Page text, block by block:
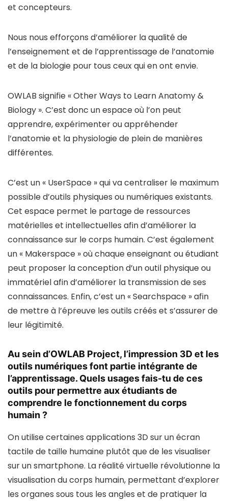
et concepteurs.
Nous nous efforçons d’améliorer la qualité de
l’enseignement et de l’apprentissage de l’anatomie
et de la biologie pour tous ceux qui en ont envie.
OWLAB signifie « Other Ways to Learn Anatomy &
Biology ». C’est donc un espace où l’on peut
apprendre, expérimenter ou appréhender
l’anatomie et la physiologie de plein de manières
différentes.
C’est un « UserSpace » qui va centraliser le maximum
possible d’outils physiques ou numériques existants.
Cet espace permet le partage de ressources
matérielles et intellectuelles afin d’améliorer la
connaissance sur le corps humain. C’est également
un « Makerspace » où chaque enseignant ou étudiant
peut proposer la conception d’un outil physique ou
immatériel afin d’améliorer la transmission de ses
connaissances. Enfin, c’est un « Searchspace » afin
de mettre à l’épreuve les outils créés et s’assurer de
leur légitimité.
Au sein d’OWLAB Project, l’impression 3D et les
outils numériques font partie intégrante de
l’apprentissage. Quels usages fais-tu de ces
outils pour permettre aux étudiants de
comprendre le fonctionnement du corps
humain ?
On utilise certaines applications 3D sur un écran
tactile de taille humaine plutôt que de les visualiser
sur un smartphone. La réalité virtuelle révolutionne la
visualisation du corps humain, permettant d’explorer
les organes sous tous les angles et de pratiquer la